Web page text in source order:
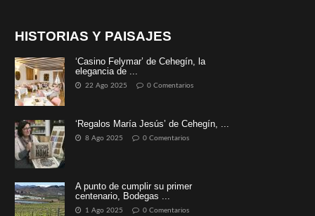
HISTORIAS Y PAISAJES
‘Casino Felymar’ de Cehegín, la
elegancia de ...
22 Ago 2025 0 Comentarios
‘Regalos María Jesús’ de Cehegín, ...
8 Ago 2025 0 Comentarios
A punto de cumplir su primer
centenario, Bodegas ...
1 Ago 2025 0 Comentarios